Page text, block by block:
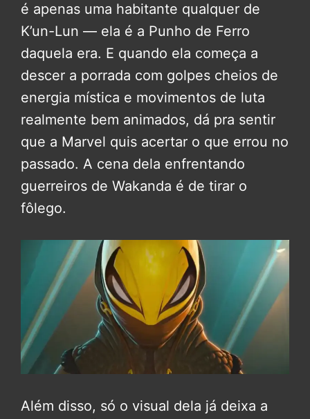
é apenas uma habitante qualquer de
K’un-Lun — ela é a Punho de Ferro
daquela era. E quando ela começa a
descer a porrada com golpes cheios de
energia mística e movimentos de luta
realmente bem animados, dá pra sentir
que a Marvel quis acertar o que errou no
passado. A cena dela enfrentando
guerreiros de Wakanda é de tirar o
fôlego.
Além disso, só o visual dela já deixa a